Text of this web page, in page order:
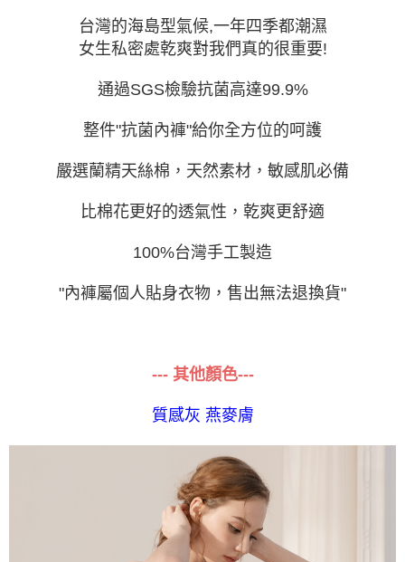
易，需依本服務之必要範圍內提供個人資料，並將交易相關給付款項請求債
權轉讓予恩沛科技股份有限公司。
２．關於個人資料處理事宜，請瀏覽以下網址：
３．未成年的使用者請事先徵得法定代理人或監護人之同意方可使用
４．使用「AFTEE先享後付」時，將依據個別帳號之用戶狀況，依本公司即
請求用戶進行身份認證。
恩沛科技股份有限公司將有權停止該用戶之使用額度並採取法律行動。
Global Shipping
台灣的海島型氣候,一年四季都潮濕
女生私密處乾爽對我們真的很重要!
通過SGS檢驗抗菌高達99.9%
整件"抗菌內褲"給你全方位的呵護
嚴選蘭精天絲棉，天然素材，敏感肌必備
比棉花更好的透氣性，乾爽更舒適
100%台灣手工製造
"內褲屬個人貼身衣物，售出無法退換貨"
--- 其他顏色---
質感灰 燕麥膚